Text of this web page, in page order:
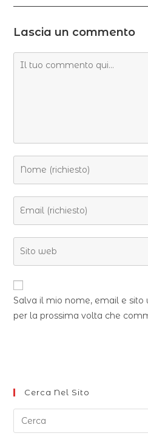
Lascia un commento
Salva il mio nome, email e
per la prossima volta che
Cerca Nel Sito